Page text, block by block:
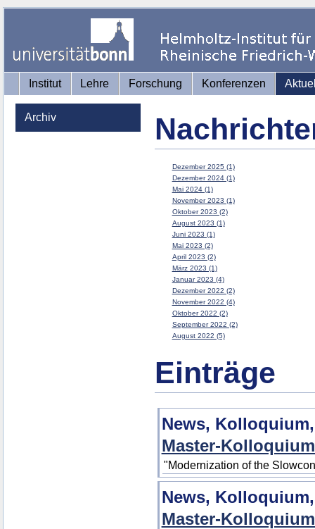
Institut Lehre Forschung Konferenzen
Archiv
Dezember 2025 (1)
Dezember 2024 (1)
Mai 2024 (1)
November 2023 (1)
Oktober 2023 (2)
August 2023 (1)
Juni 2023 (1)
Mai 2023 (2)
April 2023 (2)
März 2023 (1)
Januar 2023 (4)
Dezember 2022 (2)
November 2022 (4)
Oktober 2022 (2)
September 2022 (2)
August 2022 (5)
Einträge
News,
Master-
"Modernization of the
News,
Master-